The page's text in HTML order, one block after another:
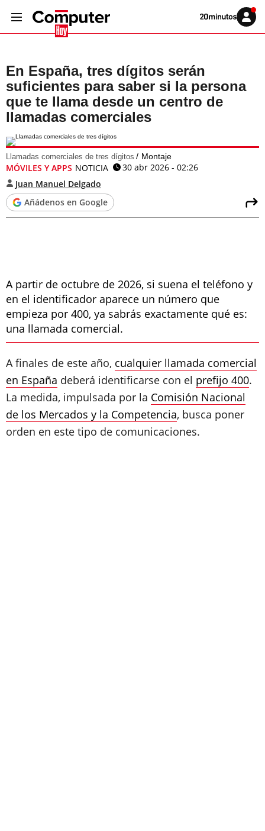
Volver
Iniciar
sesión
En España, tres dígitos serán
suficientes para saber si la persona
que te llama desde un centro de
llamadas comerciales
Llamadas comerciales de tres dígitos Montaje
MÓVILES Y APPS NOTICIA
30 abr 2026 - 02:26
Juan Manuel Delgado
Añádenos en Google
A partir de octubre de 2026, si suena el teléfono y
en el identificador aparece un número que
empieza por 400, ya sabrás exactamente qué es:
una llamada comercial.
A finales de este año, cualquier llamada comercial
en España deberá identificarse con el prefijo 400.
La medida, impulsada por la Comisión Nacional
de los Mercados y la Competencia, busca poner
orden en este tipo de comunicaciones.